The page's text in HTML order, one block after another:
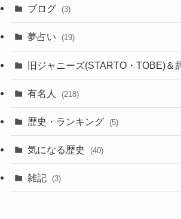
ブログ (3)
夢占い (19)
旧ジャニーズ(STARTO・TOBE)＆
有名人 (218)
歴史・ランキング (5)
気になる歴史 (40)
雑記 (3)